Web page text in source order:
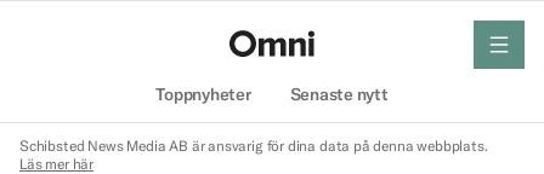
Toppnyheter Senaste nytt
meny
Schibsted News Media AB är ansvarig för dina data på denna webbplats.
Läs mer här